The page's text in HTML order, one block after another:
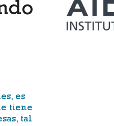
, es
tiene
tal